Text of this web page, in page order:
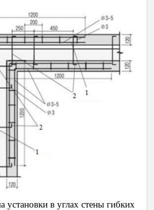
установки в углах стены гибких